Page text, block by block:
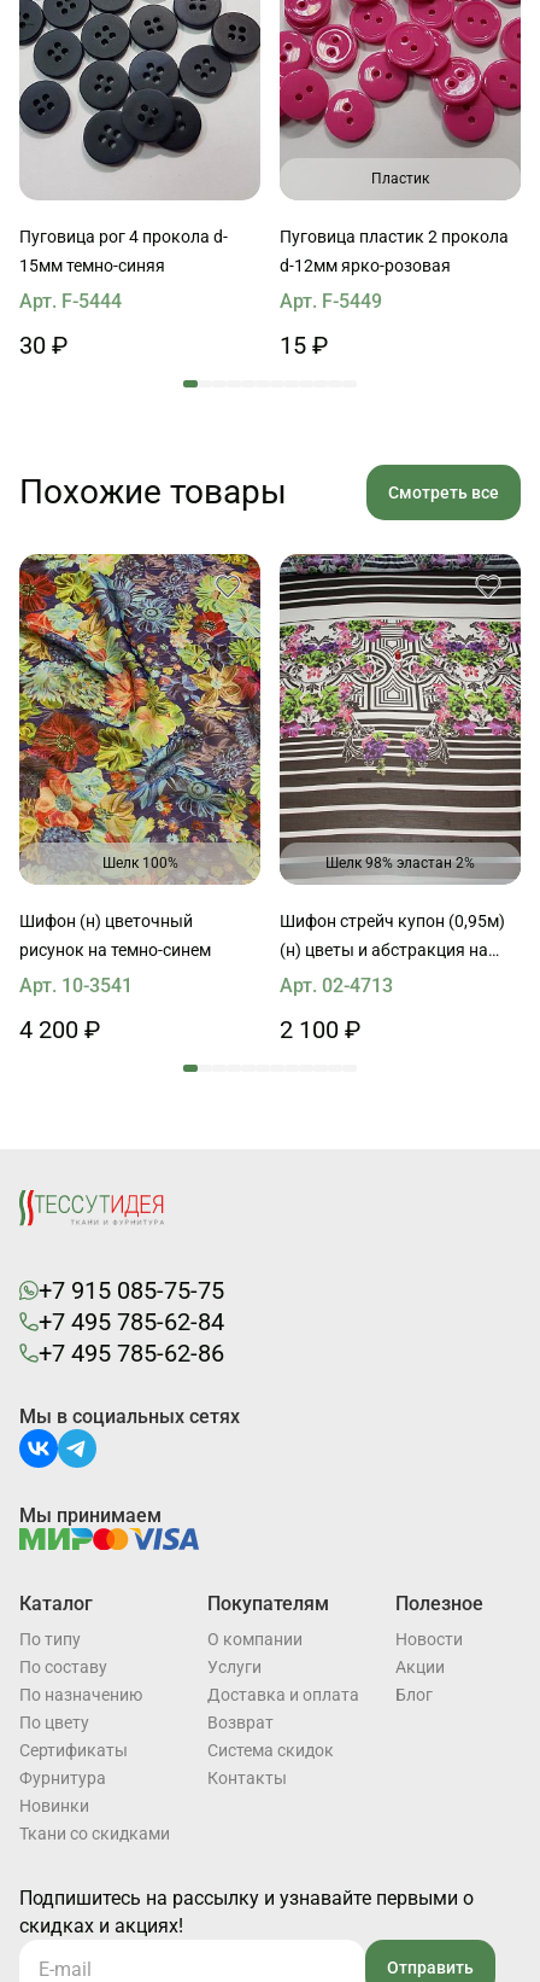
Пуговица рог 4 прокола d-
15мм темно-синяя
Арт. F-5444
30 ₽
Пластик
Пуговица пластик 2 прокола
d-12мм ярко-розовая
Арт. F-5449
15 ₽
Похожие товары Смотреть все
Шелк 100%
Шифон (н) цветочный
рисунок на темно-синем
Арт. 10-3541
4 200 ₽
Шелк 98% эластан 2%
Шифон стрейч купон (0,95м)
(н) цветы и абстракция на
айвори
Арт. 02-4713
2 100 ₽
+7 915 085-75-75
+7 495 785-62-84
+7 495 785-62-86
Каталог
По типу
По составу
По назначению
По цвету
Cертификаты
Фурнитура
Новинки
Ткани со скидками
Покупателям
О компании
Услуги
Доставка и оплата
Возврат
Система скидок
Контакты
Полезное
Новости
Акции
Блог
Подпишитесь на рассылку и узнавайте первыми о
скидках и акциях!
Отправить
Мы в социальных сетях
Мы принимаем